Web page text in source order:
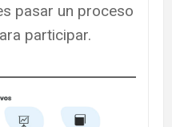
pasar un proceso
participar.